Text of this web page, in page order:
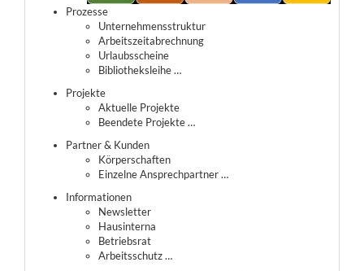
Prozesse
Unternehmensstruktur
Arbeitszeitabrechnung
Urlaubsscheine
Bibliotheksleihe …
Projekte
Aktuelle Projekte
Beendete Projekte …
Partner & Kunden
Körperschaften
Einzelne Ansprechpartner …
Informationen
Newsletter
Hausinterna
Betriebsrat
Arbeitsschutz …